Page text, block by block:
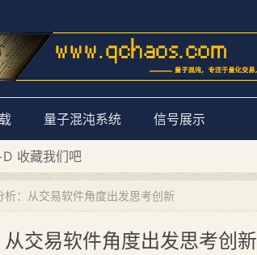
量子混沌系统 信号展示
收藏我们吧
子混沌系统”
：从交易软件角度出发思考创新
交易软件角度出发思考创新